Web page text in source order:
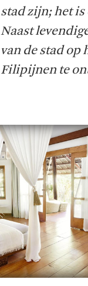
stad zijn; het is
Naast
van de stad op
Filipijnen te